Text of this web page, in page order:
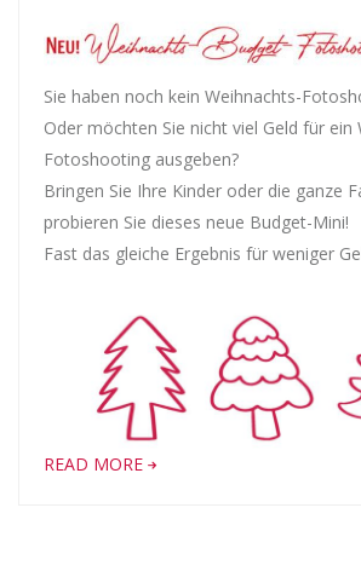
Sie haben noch kein Weihnachts-
Oder möchten Sie nicht viel Geld für ein
Fotoshooting ausgeben?
Bringen Sie Ihre Kinder oder die ganze
probieren Sie dieses neue Budget-Mini!
Fast das gleiche Ergebnis für weniger
READ MORE